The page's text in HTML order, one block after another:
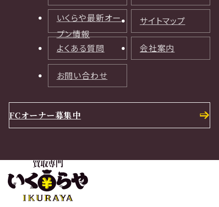
いくらや最新オー
プン情報
サイトマップ
よくある質問 会社案内
お問い合わせ
FCオーナー募集中